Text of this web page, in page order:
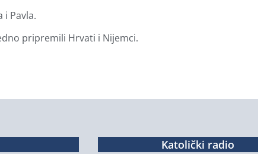
i Pavla.
pripremili Hrvati i Nijemci.
Katolički radio